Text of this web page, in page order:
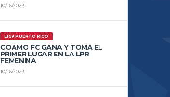
10/16/2023
LIGA PUERTO RICO
COAMO FC GANA Y TOMA EL
PRIMER LUGAR EN LA LPR
FEMENINA
10/16/2023